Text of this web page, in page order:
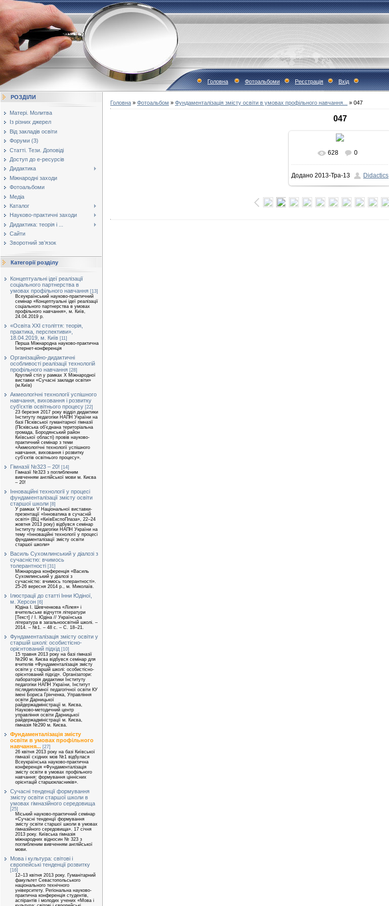
Головна Фотоальбоми Реєстрація Вхід
РОЗДІЛИ
Матері. Молитва
Із різних джерел
Від закладів освіти
Форуми (3)
Статті. Тези. Доповіді
Доступ до е-ресурсів
Дидактика
Міжнародні заходи
Фотоальбоми
Медіа
Каталог
Науково-практичні заходи
Дидактика: теорія і ...
Сайти
Зворотний зв’язок
Категорії розділу
Концептуальні ідеї реалізації
соціального партнерства в
умовах профільного навчання [13]
Всеукраїнський науково-практичний
семінар «Концептуальні ідеї реалізації
соціального партнерства в умовах
профільного навчання», м. Київ,
24.04.2019 р.
«Освіта ХХІ століття: теорія,
практика, перспективи»,
18.04.2019, м. Київ [11]
Перша Міжнародна науково-практична
Інтернет-конференція
Організаційно-дидактичні
особливості реалізації технологій
профільного навчання [28]
Круглий стіл у рамках Х Міжнародної
виставки «Сучасні заклади освіти»
(м.Київ)
Акмеологічні технології успішного
навчання, виховання і розвитку
суб’єктів освітнього процесу [22]
23 березня 2017 року відділ дидактики
Інституту педагогіки НАПН України на
базі Пісківської гуманітарної гімназії
(Пісківська об’єднана територіальна
громада, Бородянський район
Київської області) провів науково-
практичний семінар з теми
«Акмеологічні технології успішного
навчання, виховання і розвитку
суб’єктів освітнього процесу».
Гімназії №323 – 20! [14]
Гімназії №323 з поглибленим
вивченням англійської мови м. Києва
– 20!
Інноваційні технології у процесі
фундаменталізації змісту освіти
старшої школи [8]
У рамках V Національної виставки-
презентації «Інноватика в сучасній
освіті» (ВЦ «КиївЕкспоПлаза», 22–24
жовтня 2013 року) відбувся семінар
Інституту педагогіки НАПН України на
тему «Інноваційні технології у процесі
фундаменталізації змісту освіти
старшої школи»
Василь Сухомлинський у діалозі з
сучасністю: вчимось
толерантності [31]
Міжнародна конференція «Василь
Сухомлинський у діалозі з
сучасністю: вчимось толерантності».
25-26 вересня 2014 р., м. Миколаїв.
Ілюстрації до статті Інни Юдіної,
м. Херсон [6]
Юдіна І. Шевченкова «Лілея» і
вчительське відчуття літератури
[Текст] / І. Юдіна // Українська
література в загальноосвітній школі. –
2014. – №1. – 48 с. – С. 18–21.
Фундаменталізація змісту освіти у
старшій школі: особистісно-
орієнтований підхід [10]
15 травня 2013 року на базі гімназії
№290 м. Києва відбувся семінар для
вчителів «Фундаменталізація змісту
освіти у старшій школі: особистісно-
орієнтований підхід». Організатори:
лабораторія дидактики Інституту
педагогіки НАПН України, Інститут
післядипломної педагогічної освіти КУ
імені Бориса Грінченка, Управління
освіти Дарницької
райдержадміністрації м. Києва,
Науково-методичний центр
управління освіти Дарницької
райдержадміністрації м. Києва,
гімназія №290 м. Києва.
Фундаменталізація змісту
освіти в умовах профільного
навчання... [27]
26 квітня 2013 року на базі Київської
гімназії східних мов №1 відбулася
Всеукраїнська науково-практична
конференція «Фундаменталізація
змісту освіти в умовах профільного
навчання: формування ціннісних
орієнтацій старшокласників».
Сучасні тенденції формування
змісту освіти старшої школи в
умовах гімназійного середовища
[25]
Міський науково-практичний семінар
«Сучасні тенденції формування
змісту освіти старшої школи в умовах
гімназійного середовища». 17 січня
2013 року. Київська гімназія
міжнародних відносин № 323 з
поглибленим вивченням англійської
мови.
Мова і культура: світові і
європейські тенденції розвитку
[16]
12–13 квітня 2013 року. Гуманітарний
факультет Севастопольського
національного технічного
університету. Регіональна науково-
практична конференція студентів,
аспірантів і молодих учених «Мова і
Головна » Фотоальбом » Фундаменталізація змісту освіти в умовах профільного навчання... » 047
047
У реальному розмірі
690x554/ 124.0Kb
628 0
Додано 2013-Тра-13 Didactics